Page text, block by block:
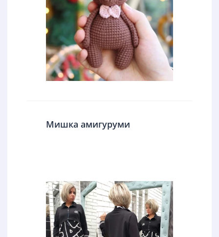
Мишка амигуруми